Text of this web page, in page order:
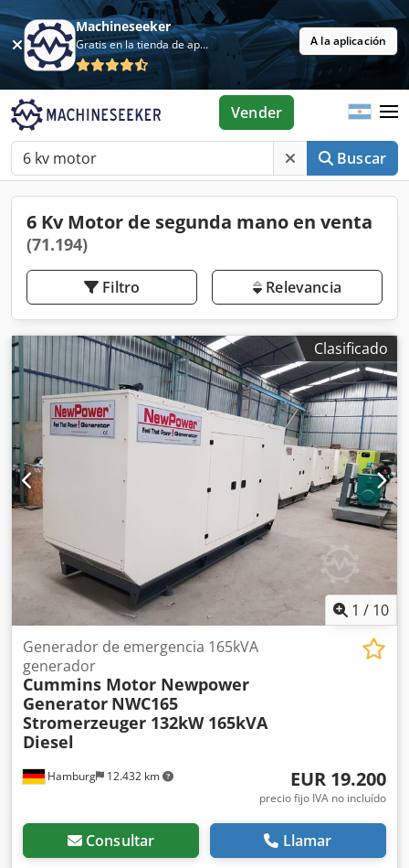
Machineseeker
Gratis en la tienda de aplicaciones A la aplicación
Buscar
Vender
6 Kv Motor de segunda mano en venta
(71.194)
Filtro Relevancia
Clasificado
1 / 10
Hamburg 12.432 km
Generador de emergencia 165kVA
generador
Cummins Motor Newpower
Generator NWC165
Stromerzeuger 132kW 165kVA
Diesel
EUR 19.200
precio fijo IVA no incluído
Consultar Llamar